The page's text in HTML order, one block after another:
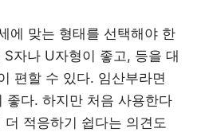
에 맞는 형태를 선택해야 한
자나 U자형이 좋고, 등을 대
편할 수 있다. 임산부라면
좋다. 하지만 처음 사용한다
더 적응하기 쉽다는 의견도